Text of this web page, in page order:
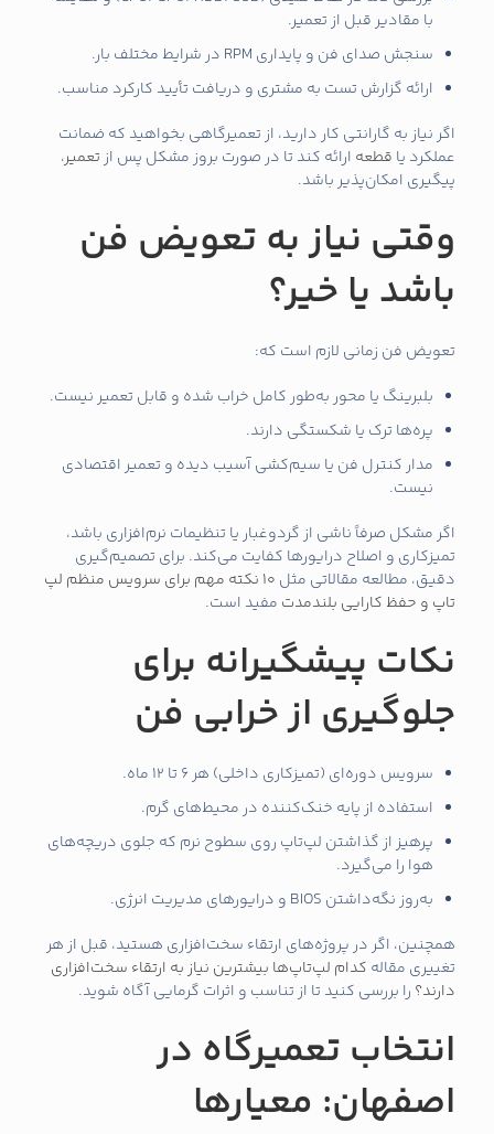
با مقادیر قبل از تعمیر.
سنجش صدای فن و پایداری RPM در شرایط مختلف بار.
ارائه گزارش تست به مشتری و دریافت تأیید کارکرد مناسب.
اگر نیاز به گارانتی کار دارید، از تعمیرگاهی بخواهید که ضمانت
عملکرد یا قطعه ارائه کند تا در صورت بروز مشکل پس از تعمیر،
پیگیری امکان‌پذیر باشد.
وقتی نیاز به تعویض فن
باشد یا خیر؟
تعویض فن زمانی لازم است که:
بلبرینگ یا محور به‌طور کامل خراب شده و قابل تعمیر نیست.
پره‌ها ترک یا شکستگی دارند.
مدار کنترل فن یا سیم‌کشی آسیب دیده و تعمیر اقتصادی
نیست.
اگر مشکل صرفاً ناشی از گردوغبار یا تنظیمات نرم‌افزاری باشد،
تمیزکاری و اصلاح درایورها کفایت می‌کند. برای تصمیم‌گیری
دقیق، مطالعه مقالاتی مثل
10 نکته مهم برای سرویس منظم لپ
تاپ و حفظ کارایی بلندمدت مفید است.
نکات پیشگیرانه برای
جلوگیری از خرابی فن
سرویس دوره‌ای (تمیزکاری داخلی) هر 6 تا 12 ماه.
استفاده از پایه خنک‌کننده در محیط‌های گرم.
پرهیز از گذاشتن لپ‌تاپ روی سطوح نرم که جلوی دریچه‌های
هوا را می‌گیرد.
به‌روز نگه‌داشتن BIOS و درایورهای مدیریت انرژی.
همچنین، اگر در پروژه‌های ارتقاء سخت‌افزاری هستید، قبل از هر
تغییری مقاله کدام لپ‌تاپ‌ها بیشترین نیاز به ارتقاء سخت‌افزاری
دارند؟ را بررسی کنید تا از تناسب و اثرات گرمایی آگاه شوید.
انتخاب تعمیرگاه در
اصفهان: معیارها